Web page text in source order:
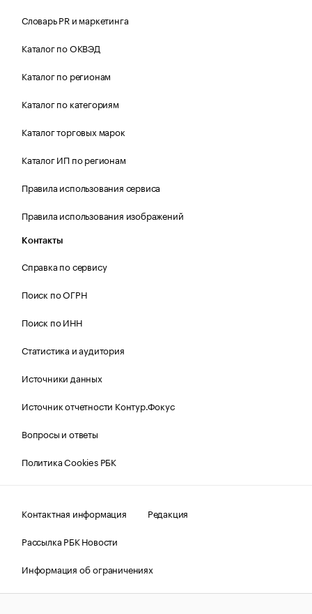
Словарь PR и маркетинга
Каталог по ОКВЭД
Каталог по регионам
Каталог по категориям
Каталог торговых марок
Каталог ИП по регионам
Правила использования сервиса
Правила использования изображений
Контакты
Справка по сервису
Поиск по ОГРН
Поиск по ИНН
Статистика и аудитория
Источники данных
Источник отчетности Контур.Фокус
Вопросы и ответы
Политика Cookies РБК
Контактная информация
Редакция
Рассылка РБК Новости
Информация об ограничениях
Правовая информация
О соблюдении авторских прав